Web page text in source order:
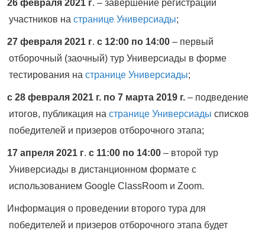
26 февраля 2021 г. – завершение регистрации
участников на странице Универсиады;
27 февраля 2021 г. с 12:00 по 14:00 – первый
отборочный (заочный) тур Универсиады в форме
тестирования на странице Универсиады;
с 28 февраля 2021 г. по 7 марта 2019 г. – подведение
итогов, публикация на странице Универсиады списков
победителей и призеров отборочного этапа;
17 апреля 2021 г. с 11:00 по 14:00 – второй тур
Универсиады в дистанционном формате с
использованием Google ClassRoom и Zoom.
Информация о проведении второго тура для
победителей и призеров отборочного этапа будет